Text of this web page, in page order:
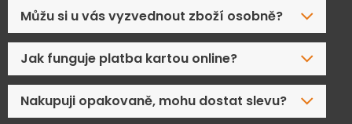
Můžu si u vás vyzvednout zboží osobně?
Jak funguje platba kartou online?
Nakupuji opakovaně, mohu dostat slevu?